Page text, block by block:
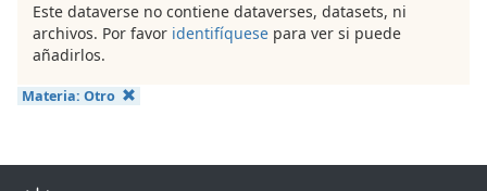
Este dataverse no contiene dataverses, datasets, ni
archivos. Por favor identifíquese para ver si puede
añadirlos.
Materia: Otro